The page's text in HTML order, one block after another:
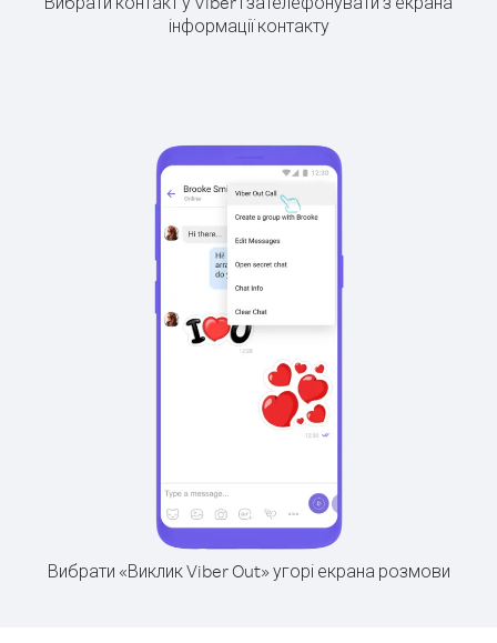
інформації контакту
Вибрати «Виклик Viber Out» угорі екрана розмови